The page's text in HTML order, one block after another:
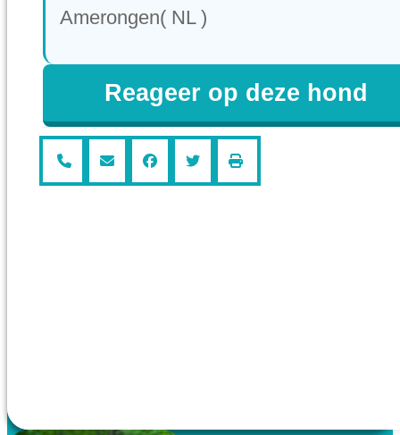
Amerongen( NL )
Reageer op deze hond